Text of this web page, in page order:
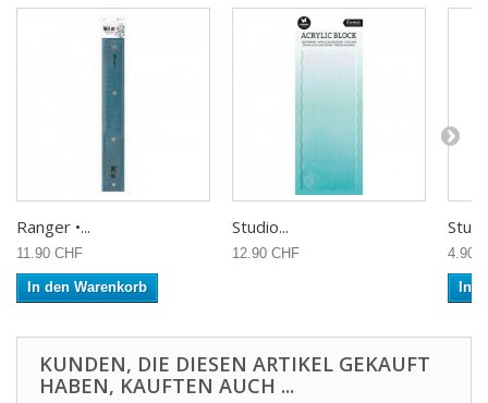
Ranger •...
11.90 CHF
In den Warenkorb
Studio...
12.90 CHF 4.90
In
KUNDEN, DIE DIESEN ARTIKEL GEKAUFT
HABEN, KAUFTEN AUCH ...